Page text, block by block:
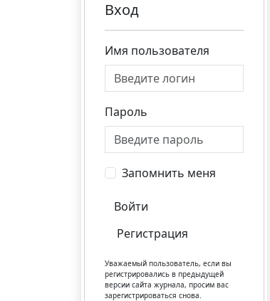
Вход
Имя пользователя
Пароль
Запомнить меня
Войти
Регистрация
Уважаемый пользователь, если вы
регистрировались в предыдущей
версии сайта журнала, просим вас
зарегистрироваться снова.